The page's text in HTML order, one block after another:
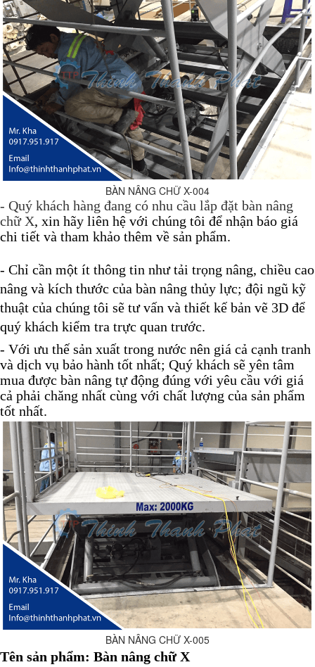
BÀN NÂNG CHỮ X-004
- Quý khách hàng đang có nhu cầu lắp đặt bàn nâng
chữ X, xin hãy liên hệ với chúng tôi để nhận báo giá
chi tiết và tham khảo thêm về sản phẩm.
- Chỉ cần một ít thông tin như tải trọng nâng, chiều cao
nâng và kích thước của bàn nâng thủy lực; đội ngũ kỹ
thuật của chúng tôi sẽ tư vấn và thiết kế bản vẽ 3D để
quý khách kiểm tra trực quan trước.
- Với ưu thế sản xuất trong nước nên giá cả cạnh tranh
và dịch vụ bảo hành tốt nhất; Quý khách sẽ yên tâm
mua được bàn nâng tự động đúng với yêu cầu với giá
cả phải chăng nhất cùng với chất lượng của sản phẩm
tốt nhất.
BÀN NÂNG CHỮ X-005
Tên sản phẩm: Bàn nâng chữ X